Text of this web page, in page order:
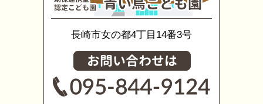
長崎市女の都4丁目14番3号